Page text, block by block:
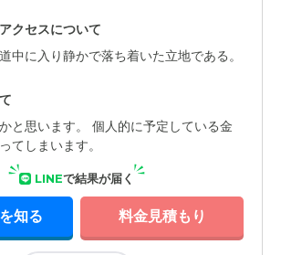
クセスについて
中に入り静かで落ち着いた立地である。
と思います。 個人的に予定している金
てしまいます。
LINEで結果が届く
知る 料金見積もり